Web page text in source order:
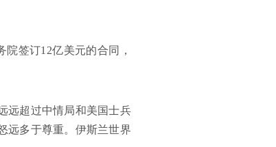
签订12亿美元的合同，
远超过中情局和美国士兵
远多于尊重。伊斯兰世界